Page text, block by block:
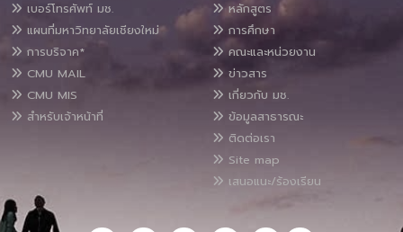
เบอร์โทรศัพท์ มช.
แผนที่มหาวิทยาลัยเชียงใหม่
การบริจาค*
CMU MAIL
CMU MIS
สำหรับเจ้าหน้าที่
หลักสูตร
การศึกษา
คณะและหน่วยงาน
ข่าวสาร
เกี่ยวกับ มช.
ข้อมูลสาธารณะ
ติดต่อเรา
Site map
เสนอแนะ/ร้องเรียน